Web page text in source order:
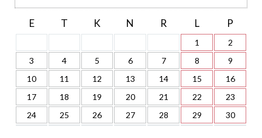
E T K N R L P
1
2
3
4 5 6 7 8
9
10
11 12 13 14 15
16
17
18 19 20 21 22
23
24
25 26 27 28 29 30